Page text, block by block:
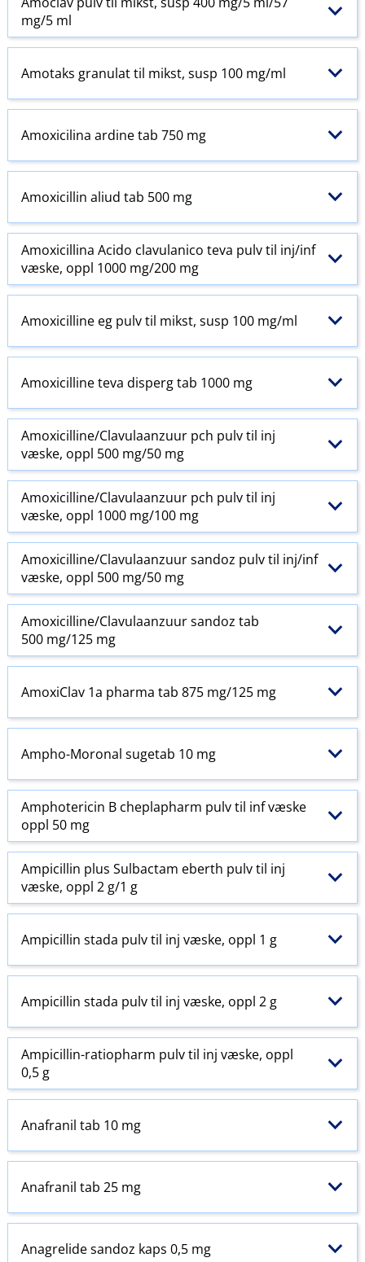
mg/5 ml
Amotaks granulat til mikst, susp 100 mg/ml
Amoxicilina ardine tab 750 mg
Amoxicillin aliud tab 500 mg
Amoxicillina Acido clavulanico teva pulv til inj​/​inf
væske, oppl 1000 mg/200 mg
Amoxicilline eg pulv til mikst, susp 100 mg/ml
Amoxicilline teva disperg tab 1000 mg
Amoxicilline​/​Clavulaanzuur pch pulv til inj
væske, oppl 500 mg/50 mg
Amoxicilline​/​Clavulaanzuur pch pulv til inj
væske, oppl 1000 mg/100 mg
Amoxicilline​/​Clavulaanzuur sandoz pulv til inj​/​inf
væske, oppl 500 mg/50 mg
Amoxicilline​/​Clavulaanzuur sandoz tab
500 mg/125 mg
AmoxiClav 1a pharma tab 875 mg/125 mg
Ampho-Moronal sugetab 10 mg
Amphotericin B cheplapharm pulv til inf væske
oppl 50 mg
Ampicillin plus Sulbactam eberth pulv til inj
væske, oppl 2 g/1 g
Ampicillin stada pulv til inj væske, oppl 1 g
Ampicillin stada pulv til inj væske, oppl 2 g
Ampicillin-ratiopharm pulv til inj væske, oppl
0,5 g
Anafranil tab 10 mg
Anafranil tab 25 mg
Anagrelide sandoz kaps 0,5 mg